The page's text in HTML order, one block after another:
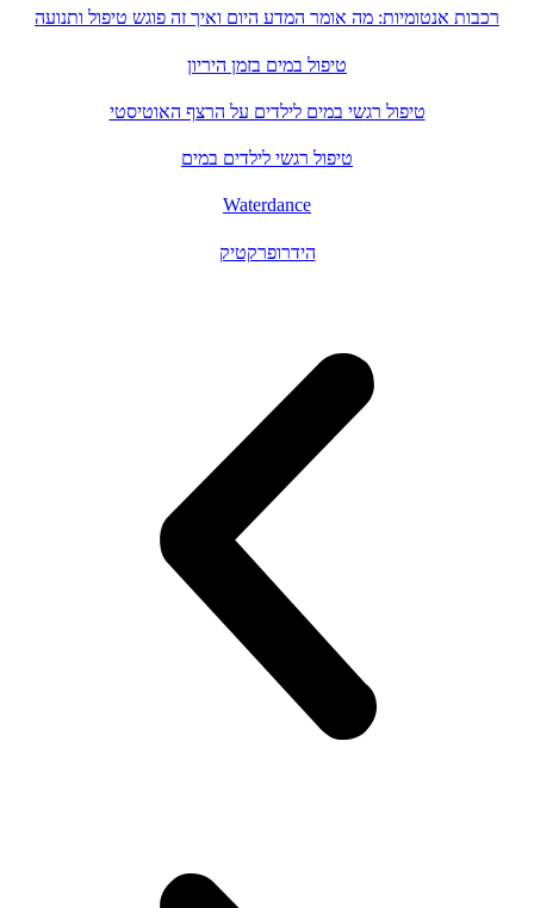
רכבות אנטומיות: מה אומר המדע היום ואיך זה פוגש טיפול ותנועה
טיפול במים בזמן היריון
טיפול רגשי במים לילדים על הרצף האוטיסטי
טיפול רגשי לילדים במים
Waterdance
הידרופרקטיק